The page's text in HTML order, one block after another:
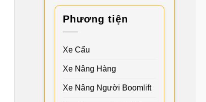
Phương tiện
Xe Cẩu
Xe Nâng Hàng
Xe Nâng Người Boomlift